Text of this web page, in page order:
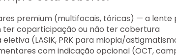
premium (multifocais, tóricas) — a
ter coparticipação ou não ter cobertura
(LASIK, PRK para miopia/
com indicação opcional (OCT,